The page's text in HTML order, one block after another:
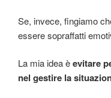
Se, invece, fingiamo
essere sopraffatti
La mia idea èevitare
nel gestire la